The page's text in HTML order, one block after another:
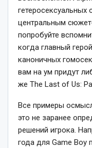
центральным
попробуйте
когда главный
каноничных
вам на ум придут
же The Last of Us:
Все примеры
это не заранее
решений игрока.
года для Game Boy